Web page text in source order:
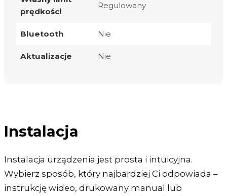
prędkości
Regulowany
Bluetooth Nie
Aktualizacje Nie
Instalacja
Instalacja urządzenia jest prosta i intuicyjna.
Wybierz sposób, który najbardziej Ci odpowiada –
instrukcję wideo, drukowany manual lub